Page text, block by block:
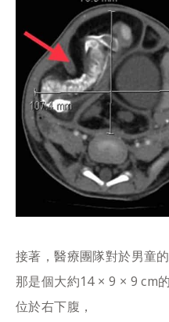
接著，醫療團隊對於男童
那是個大約14 × 9 × 9 cm
位於右下腹，